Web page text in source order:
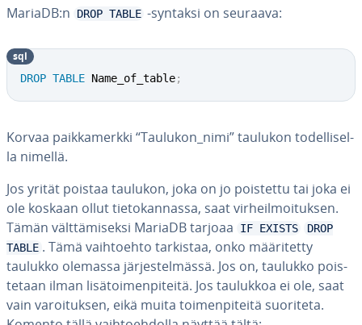
MariaDB:n
DROP TABLE -syntaksi on seuraava:
DROP TABLE Name_of_table;
sql
Korvaa paik­ka­merk­ki “Taulukon_nimi” taulukon to­del­li­sel­
la nimellä.
Jos yrität poistaa taulukon, joka on jo poistettu tai joka ei
ole koskaan ollut tie­to­kan­nas­sa, saat vir­heil­moi­tuk­sen.
Tämän vält­tä­mi­sek­si MariaDB tarjoaa
IF EXISTS
DROP
TABLE . Tämä vaih­toeh­to tarkistaa, onko mää­ri­tet­ty
taulukko olemassa jär­jes­tel­mäs­sä. Jos on, taulukko pois­
te­taan ilman li­sä­toi­men­pi­tei­tä. Jos taulukkoa ei ole, saat
vain va­roi­tuk­sen, eikä muita toi­men­pi­tei­tä suoriteta.